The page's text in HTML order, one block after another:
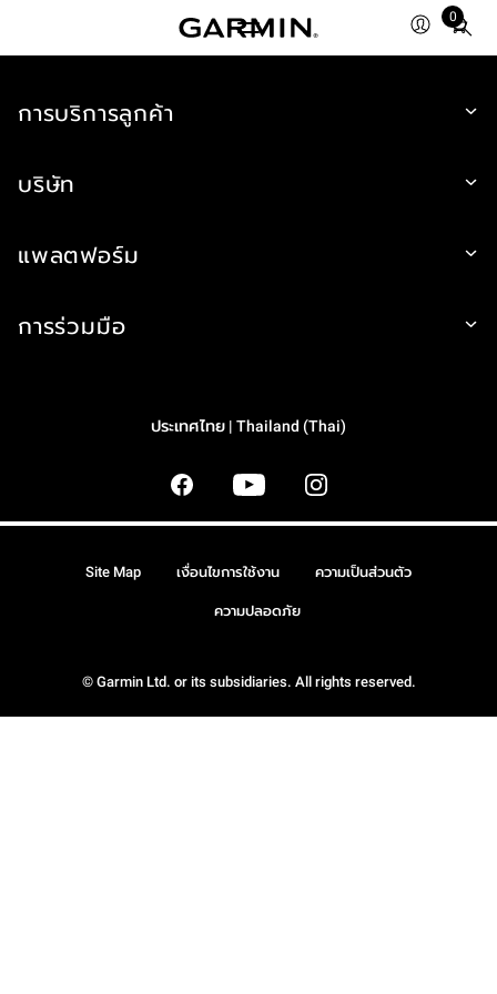
0
Total
items
cart:
การบริการลูกค้า
บริษัท
แพลตฟอร์ม
การร่วมมือ
ประเทศไทย | Thailand (Thai)
© Garmin Ltd. or its subsidiaries. All rights reserved.
Site Map เงื่อนไขการใช้งาน ความเป็นส่วนตัว
ความปลอดภัย